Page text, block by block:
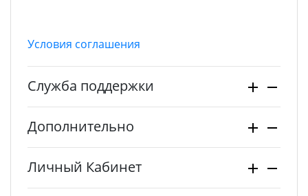
Условия соглашения
Служба поддержки
Дополнительно
Личный Кабинет